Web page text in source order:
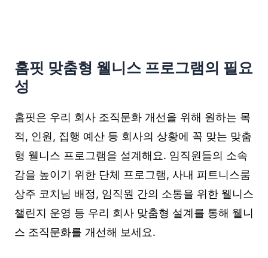
홈핏 맞춤형 웰니스 프로그램의 필요
성
홈핏은 우리 회사 조직문화 개선을 위해 원하는 목
적, 인원, 집행 예산 등 회사의 상황에 꼭 맞는 맞춤
형 웰니스 프로그램을 설계해요. 임직원들의 소속
감을 높이기 위한 단체 프로그램, 사내 피트니스룸
상주 코치님 배정, 임직원 간의 소통을 위한 웰니스
챌린지 운영 등 우리 회사 맞춤형 설계를 통해 웰니
스 조직문화를 개선해 보세요.